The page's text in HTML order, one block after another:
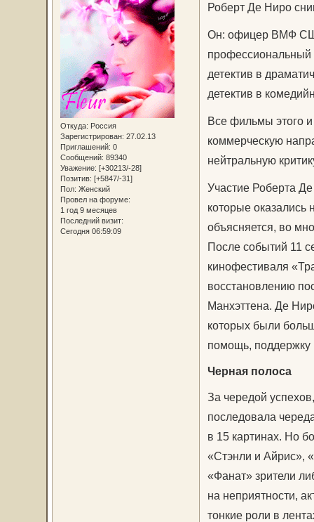
Откуда: Россия
Зарегистрирован: 27.02.13
Приглашений: 0
Сообщений: 89340
Уважение: [+30213/-28]
Позитив: [+5847/-31]
Пол: Женский
Провел на форуме:
1 год 9 месяцев
Последний визит:
Сегодня 06:59:09
Роберт Де Ниро
Он: офицер ВМФ
детектив в
детектив в
Все фильмы этого
коммерческую
нейтральную
Участие Роберта
которые оказались
объясняется, во
После событий 11
кинофестиваля
восстановлению
Манхэттена. Де
которых были
помощь, поддержку
Черная полоса
За чередой
последовала
в 15 картинах. Но
«Стэнли и Айрис»,
«Фанат» зрители
на неприятности,
тонкие роли в